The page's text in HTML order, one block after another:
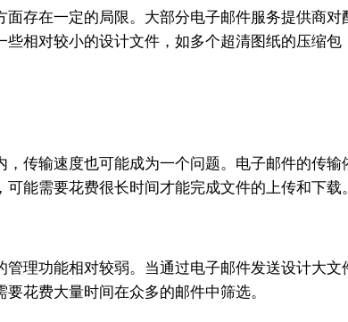
存在一定的局限。大部分电子邮件服务提供商对
相对较小的设计文件，如多个超清图纸的压缩
传输速度也可能成为一个问题。电子邮件的传
能需要花费很长时间才能完成文件的上传和下载。
理功能相对较弱。当通过电子邮件发送设计大
花费大量时间在众多的邮件中筛选。